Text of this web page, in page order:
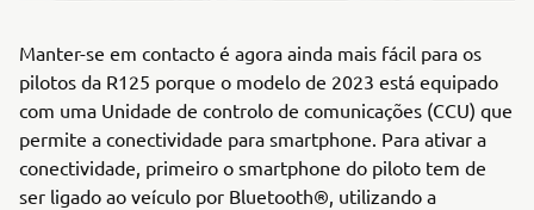
Manter-se em contacto é agora ainda mais fácil para os
pilotos da R125 porque o modelo de 2023 está equipado
com uma Unidade de controlo de comunicações (CCU) que
permite a conectividade para smartphone. Para ativar a
conectividade, primeiro o smartphone do piloto tem de
ser ligado ao veículo por Bluetooth®, utilizando a